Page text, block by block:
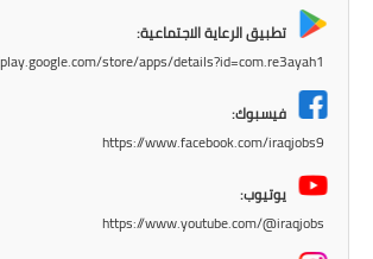
تطبيق الرعاية الاجتماعية:
store/apps/details?id=com.re3ayah1
فيسبوك:
https://www.facebook.com/iraqjobs9
يوتيوب:
https://www.youtube.com/@iraqjobs